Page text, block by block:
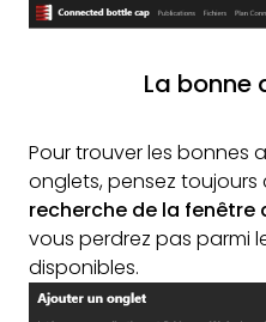
La bonne
Pour trouver les bonnes
onglets, pensez toujours
recherche de la fenêtre
vous perdrez pas parmi
disponibles.